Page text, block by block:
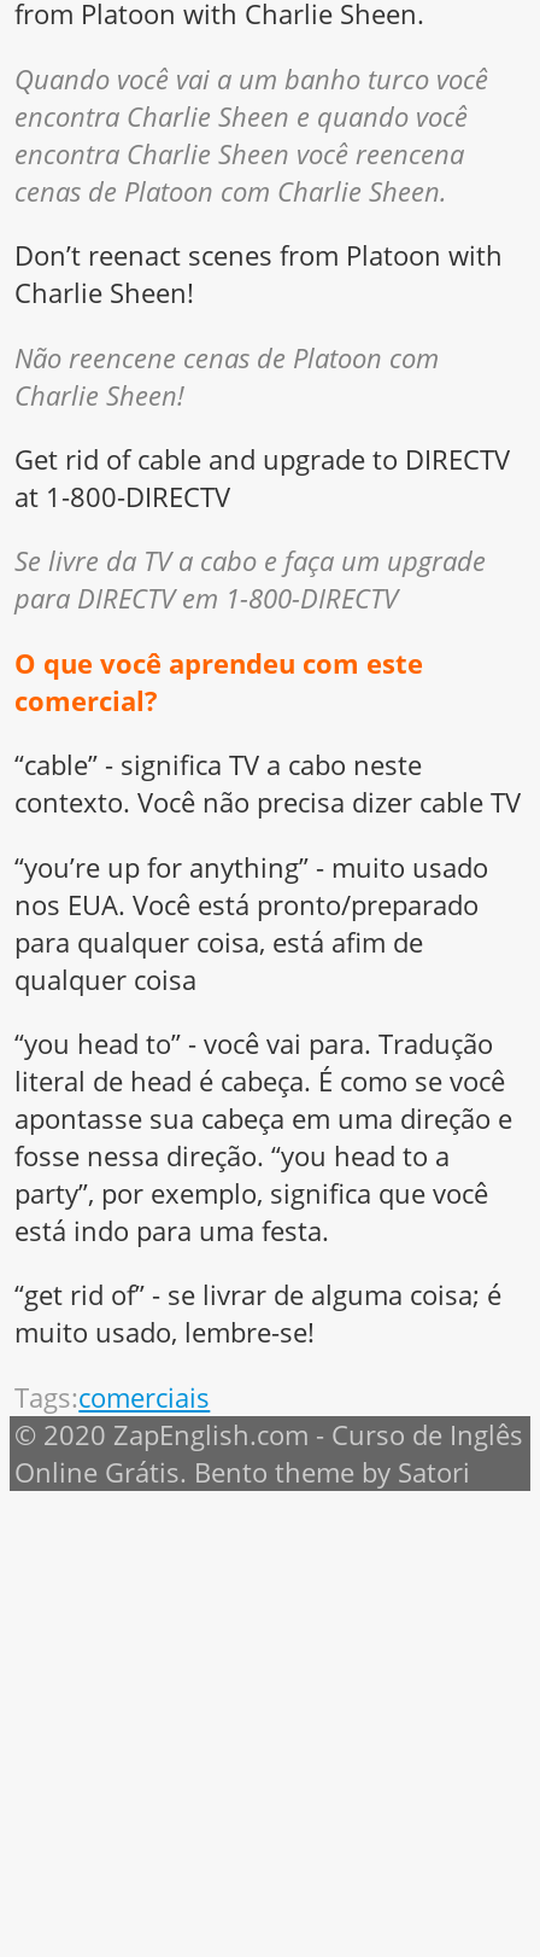
from Platoon with Charlie Sheen.
Quando você vai a um banho turco você
encontra Charlie Sheen e quando você
encontra Charlie Sheen você reencena
cenas de Platoon com Charlie Sheen.
Don’t reenact scenes from Platoon with
Charlie Sheen!
Não reencene cenas de Platoon com
Charlie Sheen!
Get rid of cable and upgrade to DIRECTV
at 1-800-DIRECTV
Se livre da TV a cabo e faça um upgrade
para DIRECTV em 1-800-DIRECTV
O que você aprendeu com este
comercial?
“cable” - significa TV a cabo neste
contexto. Você não precisa dizer cable TV
“you’re up for anything” - muito usado
nos EUA. Você está pronto/preparado
para qualquer coisa, está afim de
qualquer coisa
“you head to” - você vai para. Tradução
literal de head é cabeça. É como se você
apontasse sua cabeça em uma direção e
fosse nessa direção. “you head to a
party”, por exemplo, significa que você
está indo para uma festa.
“get rid of” - se livrar de alguma coisa; é
muito usado, lembre-se!
Tags:comerciais
© 2020 ZapEnglish.com - Curso de Inglês
Online Grátis. Bento theme by Satori